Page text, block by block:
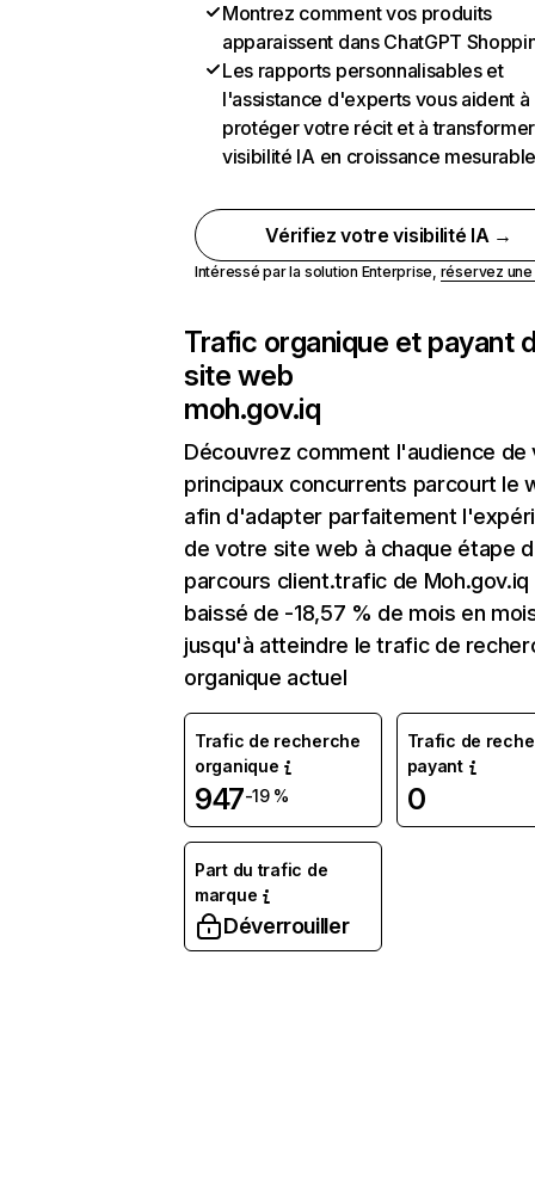
Montrez comment vos produits
apparaissent dans ChatGPT
Les rapports personnalisables et
l'assistance d'experts vous aident à
protéger votre récit et à
visibilité IA en croissance
Vérifiez votre visibilité IA →
Intéressé par la solution Enterprise, réservez
Trafic organique et payant
site web
moh.gov.iq
Découvrez comment l'audience de
principaux concurrents parcourt le
afin d'adapter parfaitement
de votre site web à chaque étape
parcours client.trafic de Moh.gov.iq
baissé de -18,57 % de mois en
jusqu'à atteindre le trafic de
organique actuel
Trafic de recherche
organique
947-19 %
Trafic de
payant
0
Part du trafic de
marque
Déverrouiller